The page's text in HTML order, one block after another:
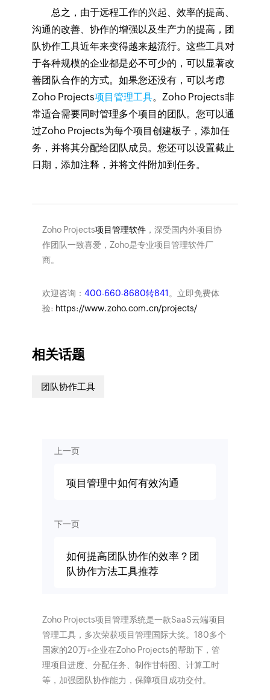
总之，由于远程工作的兴起、效率的提高、
沟通的改善、协作的增强以及生产力的提高，团
队协作工具近年来变得越来越流行。这些工具对
于各种规模的企业都是必不可少的，可以显著改
善团队合作的方式。如果您还没有，可以考虑
Zoho Projects项目管理工具。Zoho Projects非
常适合需要同时管理多个项目的团队。您可以通
过Zoho Projects为每个项目创建板子，添加任
务，并将其分配给团队成员。您还可以设置截止
日期，添加注释，并将文件附加到任务。
Zoho Projects项目管理软件，深受国内外项目协
作团队一致喜爱，Zoho是专业项目管理软件厂
商。
欢迎咨询： 400-660-8680转841 。立即免费体
验: https://www.zoho.com.cn/projects/
相关话题
团队协作工具
上一页
项目管理中如何有效沟通
下一页
如何提高团队协作的效率？团
队协作方法工具推荐
Zoho Projects项目管理系统是一款SaaS云端项目
管理工具，多次荣获项目管理国际大奖。180多个
国家的20万+企业在Zoho Projects的帮助下，管
理项目进度、分配任务、制作甘特图、计算工时
等，加强团队协作能力，保障项目成功交付。